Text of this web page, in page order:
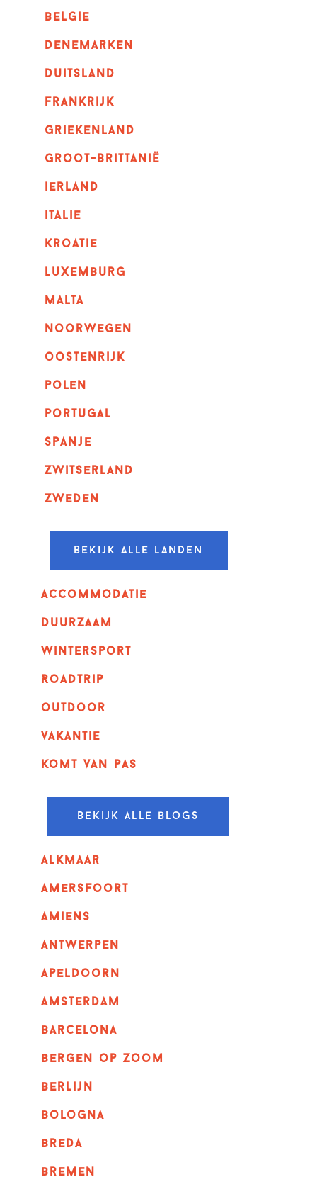
belgie
denemarken
duitsland
frankrijk
griekenland
Groot-Brittanië
ierland
italie
kroatie
luxemburg
malta
noorwegen
oostenrijk
polen
portugal
spanje
zwitserland
zweden
Bekijk alle landen
Accommodatie
Duurzaam
wintersport
Roadtrip
outdoor
vakantie
komt van pas
Bekijk alle blogs
alkmaar
amersfoort
amiens
Antwerpen
apeldoorn
Amsterdam
barcelona
bergen op zoom
berlijn
bologna
breda
bremen